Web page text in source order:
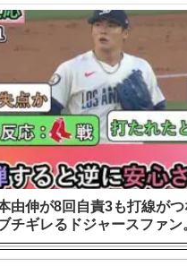
由伸が8回自責3も打線がつ
チギレるドジャースファン